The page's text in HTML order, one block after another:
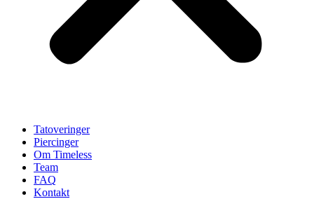
Tatoveringer
Piercinger
Om Timeless
Team
FAQ
Kontakt